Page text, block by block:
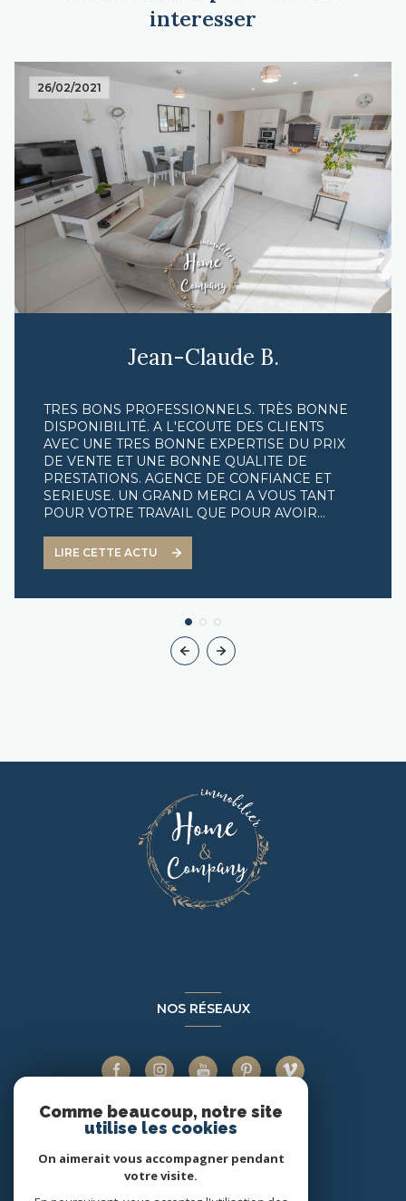
interesser
26/02/2021
Jean-Claude B.
TRES BONS PROFESSIONNELS. TRÈS BONNE
DISPONIBILITÉ. A L'ECOUTE DES CLIENTS
AVEC UNE TRES BONNE EXPERTISE DU PRIX
DE VENTE ET UNE BONNE QUALITE DE
PRESTATIONS. AGENCE DE CONFIANCE ET
SERIEUSE. UN GRAND MERCI A VOUS TANT
POUR VOTRE TRAVAIL QUE POUR AVOIR
CONTINUATION DANS CE POSTE QUI VOUS
PROFESSIONNALISME.
LIRE CETTE ACTU
NOS RÉSEAUX
ADHÉRENTS
Comme beaucoup, notre site
utilise les cookies
On aimerait vous accompagner pendant
votre visite.